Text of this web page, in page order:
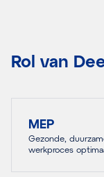
Rol van
MEP
Gezonde,
werkproces